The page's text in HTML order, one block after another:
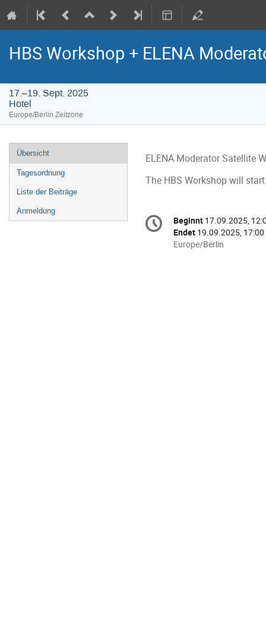
HBS Workshop + ELENA
17.–19. Sept. 2025
Hotel
Europe/Berlin Zeitzone
Veranstaltungsmenü
Übersicht
Tagesordnung
Liste der Beiträge
Anmeldung
ELENA Moderator Satellite
The HBS Workshop will
Datum/Zeit
Beginnt 17.09.2025,
Endet 19.09.2025, 17:00
Alle
Europe/Berlin